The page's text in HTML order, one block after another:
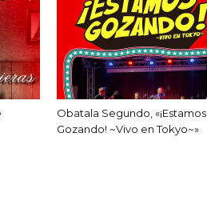
Obatala Segundo, «¡Estamos
Gozando! ~Vivo en Tokyo~»